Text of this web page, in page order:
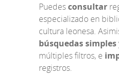
Puedesconsultar
especializado en
cultura leonesa.
búsquedas
múltiples filtros, e
registros.